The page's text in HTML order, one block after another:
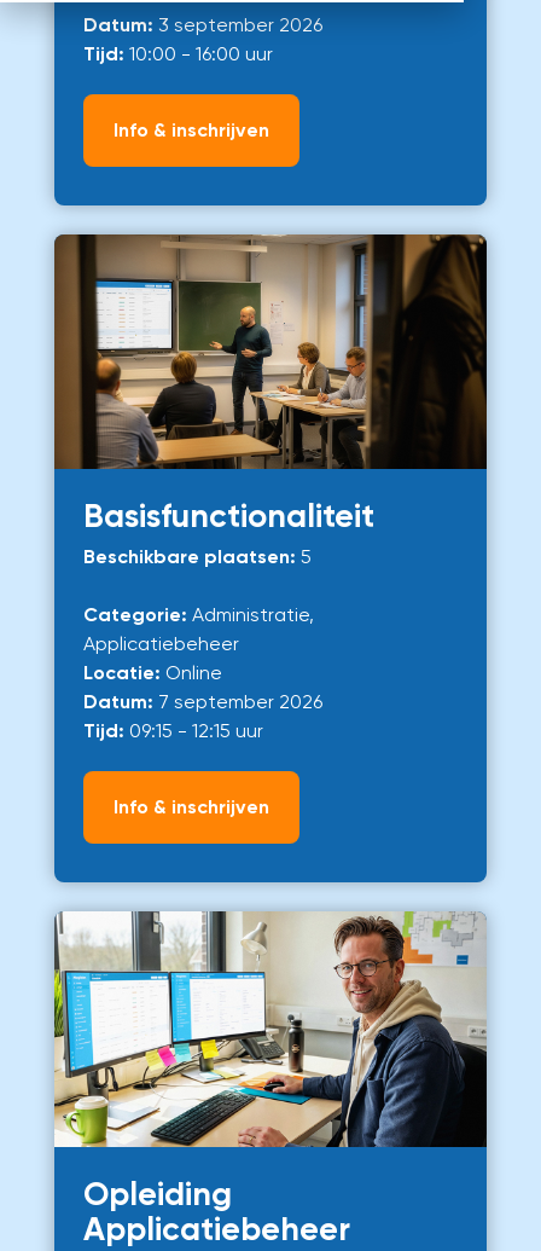
Datum: 3 september 2026
Tijd: 10:00 - 16:00 uur
Info & inschrijven
Basisfunctionaliteit
Beschikbare plaatsen: 5
Categorie: Administratie,
Applicatiebeheer
Locatie: Online
Datum: 7 september 2026
Tijd: 09:15 - 12:15 uur
Info & inschrijven
Opleiding
Applicatiebeheer